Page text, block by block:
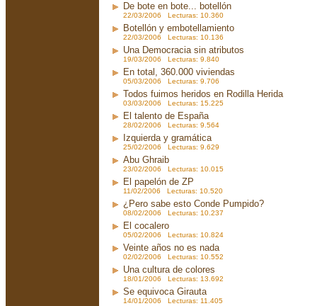
De bote en bote... botellón
22/03/2006 Lecturas: 10.360
Botellón y embotellamiento
22/03/2006 Lecturas: 10.136
Una Democracia sin atributos
19/03/2006 Lecturas: 9.840
En total, 360.000 viviendas
05/03/2006 Lecturas: 9.706
Todos fuimos heridos en Rodilla Herida
03/03/2006 Lecturas: 15.225
El talento de España
28/02/2006 Lecturas: 9.564
Izquierda y gramática
25/02/2006 Lecturas: 9.629
Abu Ghraib
23/02/2006 Lecturas: 10.015
El papelón de ZP
11/02/2006 Lecturas: 10.520
¿Pero sabe esto Conde Pumpido?
08/02/2006 Lecturas: 10.237
El cocalero
05/02/2006 Lecturas: 10.824
Veinte años no es nada
02/02/2006 Lecturas: 10.552
Una cultura de colores
18/01/2006 Lecturas: 13.692
Se equivoca Girauta
14/01/2006 Lecturas: 11.405